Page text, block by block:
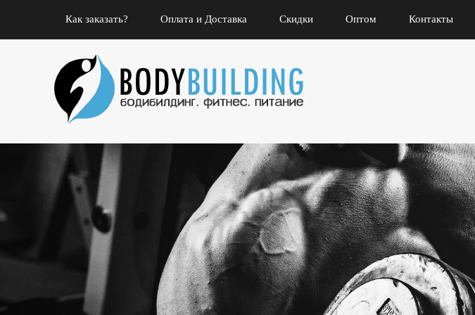
Как заказать? Оплата и Доставка Скидки Оптом Контакты